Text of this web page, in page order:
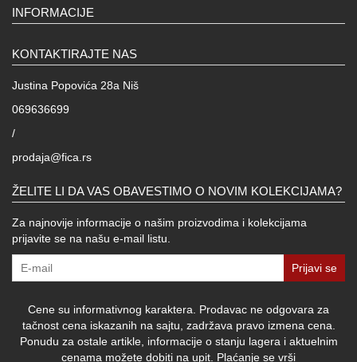
INFORMACIJE
KONTAKTIRAJTE NAS
Justina Popovića 28a Niš
069636699
/
prodaja@fica.rs
ŽELITE LI DA VAS OBAVESTIMO O NOVIM KOLEKCIJAMA?
Za najnovije informacije o našim proizvodima i kolekcijama
prijavite se na našu e-mail listu.
Prijavi se
Cene su informativnog karaktera. Prodavac ne odgovara za
tačnost cena iskazanih na sajtu, zadržava pravo izmena cena.
Ponudu za ostale artikle, informacije o stanju lagera i aktuelnim
cenama možete dobiti na upit. Plaćanje se vrši